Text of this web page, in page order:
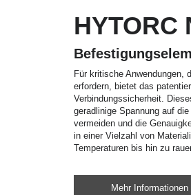
HYTORC
Für kritische Anwendungen,
erfordern, bietet das
Verbindungssicherheit.
geradlinige Spannung auf
vermeiden und die
in einer Vielzahl von
Temperaturen bis hin zu
Mehr Informationen